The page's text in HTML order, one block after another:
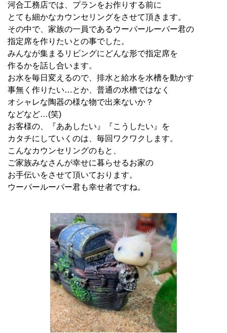
河合工務店では、プランをお作りする前に
とても細かなカウンセリングをさせて頂きます。
その中で、家族の一員であるウーパールーパー君の
指定席を作りたいとの事でした。
みんなが集まるリビングにどんな形で指定席を
作るかを話し合います。
お水を毎日変えるので、排水と給水を水槽を動かす
事無く作りたい…とか、普通の水槽ではなく
オシャレな陶器の様な物で出来ないか？
などなど…(笑)
お客様の、『ああしたい』『こうしたい』を
カタチにしていくのは、毎回ワクワクします。
こんなカウンセリングのもと、
ご家族みなさんが幸せに暮らせるお家の
お手伝いをさせて頂いております。
ウーパールーパー君も幸せ者ですね。